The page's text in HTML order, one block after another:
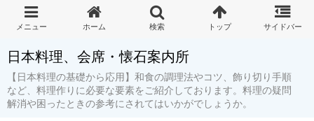
日本料理、会席・懐石案内所
【日本料理の基礎から応用】和食の調理法やコツ、飾り切り手順
など、料理作りに必要な要素をご紹介しております。料理の疑問
解消や困ったときの参考にされてはいかがでしょうか。